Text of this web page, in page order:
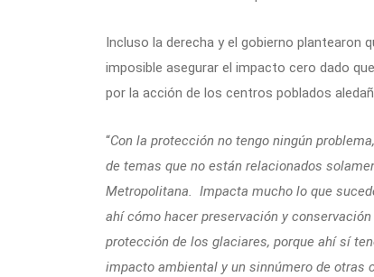
Incluso la derecha y el gobierno plantearon
imposible asegurar el impacto cero dado
por la acción de los centros poblados
“Con la protección no tengo ningún
de temas que no están relacionados
Metropolitana. Impacta mucho lo que
ahí cómo hacer preservación y
protección de los glaciares, porque ahí sí
impacto ambiental y un sinnúmero de otras